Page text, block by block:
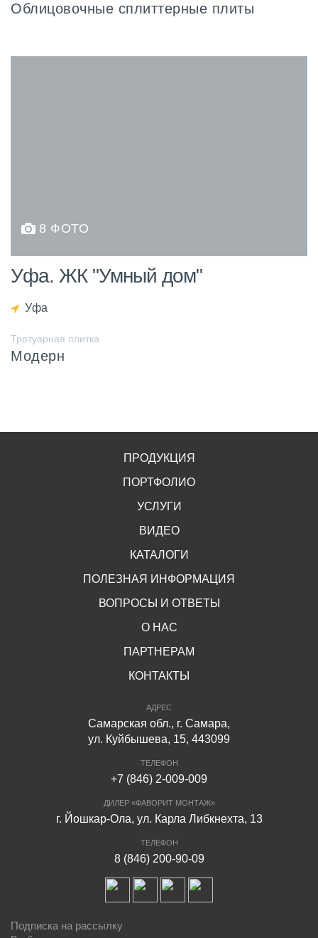
Облицовочные сплиттерные плиты
8 ФОТО
Уфа. ЖК "Умный дом"
Уфа
Тротуарная плитка
Модерн
ПРОДУКЦИЯ
ПОРТФОЛИО
УСЛУГИ
ВИДЕО
КАТАЛОГИ
ПОЛЕЗНАЯ ИНФОРМАЦИЯ
ВОПРОСЫ И ОТВЕТЫ
О НАС
ПАРТНЕРАМ
КОНТАКТЫ
АДРЕС
Самарская обл., г. Самара,
ул. Куйбышева, 15, 443099
ТЕЛЕФОН
+7 (846) 2-009-009
ДИЛЕР «ФАВОРИТ МОНТАЖ»
г. Йошкар-Ола, ул. Карла Либкнехта, 13
ТЕЛЕФОН
8 (846) 200-90-09
Подписка на рассылку